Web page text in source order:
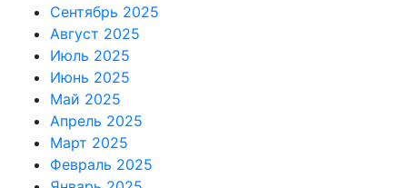
Сентябрь 2025
Август 2025
Июль 2025
Июнь 2025
Май 2025
Апрель 2025
Март 2025
Февраль 2025